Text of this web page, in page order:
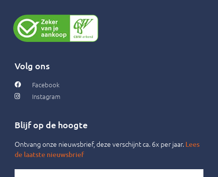
Volg ons
Facebook
Instagram
Blijf op de hoogte
Ontvang onze nieuwsbrief, deze verschijnt ca. 6x per jaar. Lees
de laatste nieuwsbrief